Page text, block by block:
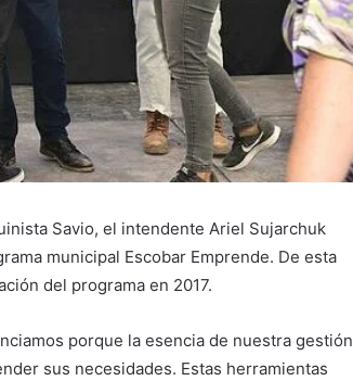
Savio, el intendente Ariel Sujarchuk
municipal Escobar Emprende. De esta
del programa en 2017.
porque la esencia de nuestra gestión
sus necesidades. Estas herramientas